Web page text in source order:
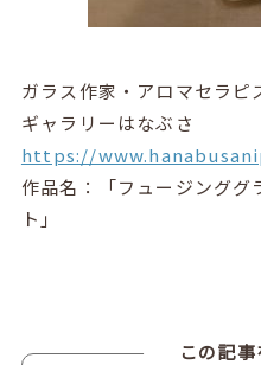
ガラス作家・アロマセラ
ギャラリーはなぶさ
https://
作品名：「フュージング
ト 」
この記